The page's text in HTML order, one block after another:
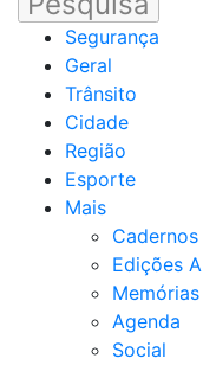
Segurança
Geral
Trânsito
Cidade
Região
Esporte
Mais
Edições
Memórias
Agenda
Social